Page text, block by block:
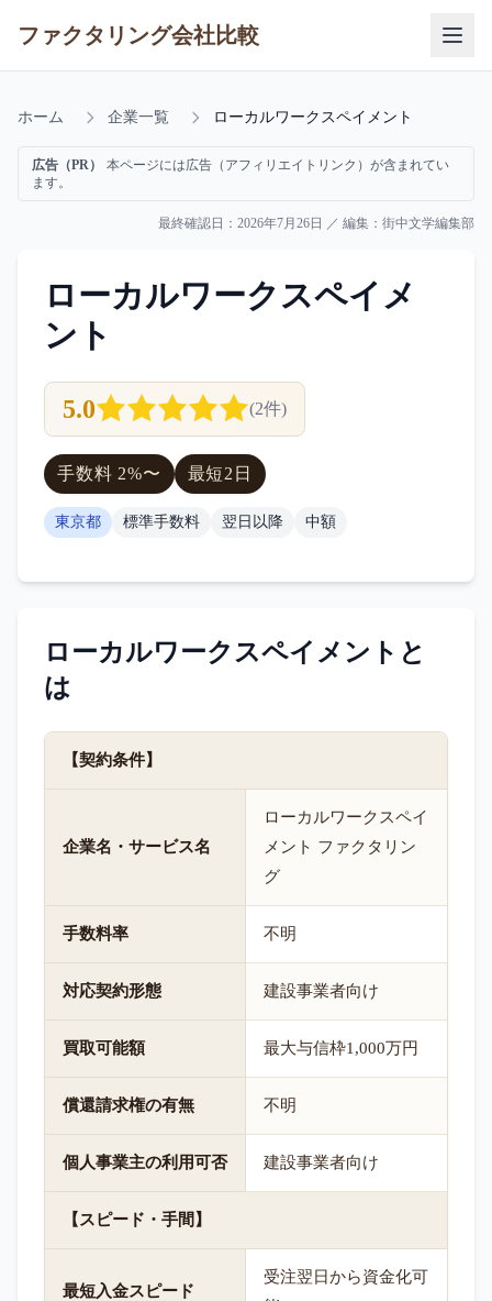
ファクタリング会社比較
ホーム 企業一覧 ローカルワークスペイメント
広告（PR）
本ページには広告（アフィリエイトリンク）が含まれてい
ます。
最終確認日： 2026年7月26日 ／ 編集： 街中文学編集部
ローカルワークスペイメ
ント
5.0 (2件)
手数料 2%〜 最短2日
東京都 標準手数料 翌日以降 中額
ローカルワークスペイメント と
は
【契約条件】
企業名・サービス名
ローカルワークスペイ
メント ファクタリン
グ
手数料率 不明
対応契約形態 建設事業者向け
買取可能額 最大与信枠1,000万円
償還請求権の有無 不明
個人事業主の利用可否 建設事業者向け
【スピード・手間】
最短入金スピード
受注翌日から資金化可